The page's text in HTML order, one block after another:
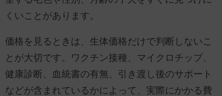
くいことがあります。
価格を見るときは、生体価格だけで判断しないこ
とが大切です。ワクチン接種、マイクロチップ、
健康診断、血統書の有無、引き渡し後のサポート
などが含まれているかによって、実際にかかる費